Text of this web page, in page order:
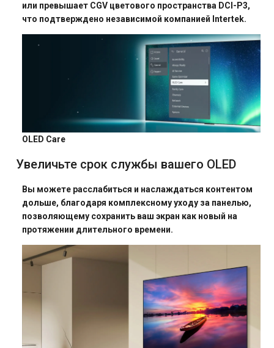
или превышает CGV цветового пространства DCI-P3,
что подтверждено независимой компанией Intertek.
OLED Care
Увеличьте срок службы вашего OLED
Вы можете расслабиться и наслаждаться контентом
дольше, благодаря комплексному уходу за панелью,
позволяющему сохранить ваш экран как новый на
протяжении длительного времени.